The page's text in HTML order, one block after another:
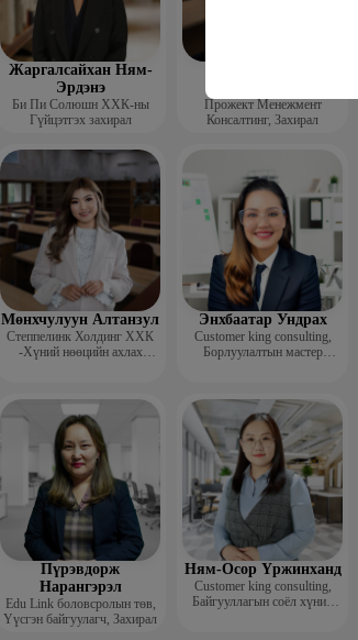
Жаргалсайхан Ням-
Эрдэнэ
Би Пи Солюшн ХХК-ны
Гүйцэтгэх захирал
Прожект Менежмент
Консалтинг, Захирал
Мөнхчулуун Алтанзул
Степпелинк Холдинг ХХК
-Хүний нөөцийн ахлах
Энхбаатар Ундрах
Customer king consulting,
Борлуулалтын мастер
Пүрэвдорж
Нарангэрэл
Edu Link боловсролын төв,
Үүсгэн байгуулагч, Захирал
Ням-Осор Үржинханд
Customer king consulting,
Байгууллагын соёл хүний